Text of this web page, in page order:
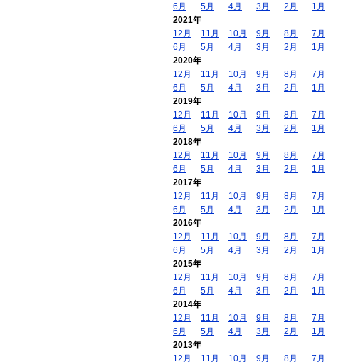
6月
5月 4月 3月 2月
1月
2021年
12月
11月 10月 9月 8月
7月
6月
5月 4月 3月 2月
1月
2020年
12月
11月 10月 9月 8月
7月
6月
5月 4月 3月 2月
1月
2019年
12月
11月 10月 9月 8月
7月
6月
5月 4月 3月 2月
1月
2018年
12月
11月 10月 9月 8月
7月
6月
5月 4月 3月 2月
1月
2017年
12月
11月 10月 9月 8月
7月
6月
5月 4月 3月 2月
1月
2016年
12月
11月 10月 9月 8月
7月
6月
5月 4月 3月 2月
1月
2015年
12月
11月 10月 9月 8月
7月
6月
5月 4月 3月 2月
1月
2014年
12月
11月 10月 9月 8月
7月
6月
5月 4月 3月 2月
1月
2013年
12月
11月 10月 9月 8月 7月